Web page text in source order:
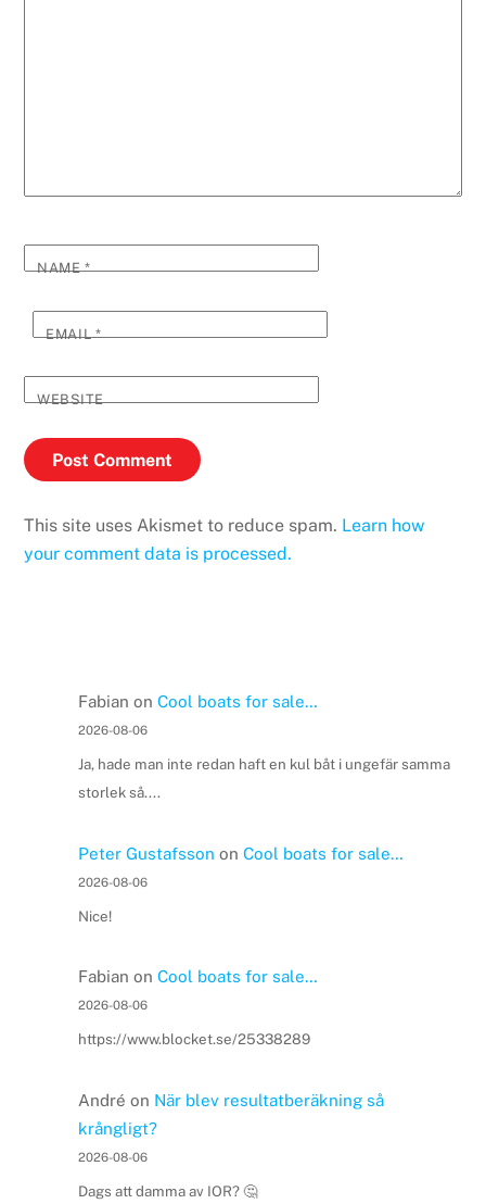
NAME*
EMAIL*
WEBSITE
This site uses Akismet to reduce spam. Learn how
your comment data is processed.
Fabian on Cool boats for sale…
2026-08-06
Ja, hade man inte redan haft en kul båt i ungefär samma
storlek så....
Peter Gustafsson on Cool boats for sale…
2026-08-06
Nice!
Fabian on Cool boats for sale…
2026-08-06
https://www.blocket.se/25338289
André on När blev resultatberäkning så
krångligt?
2026-08-06
Dags att damma av IOR? 🤔